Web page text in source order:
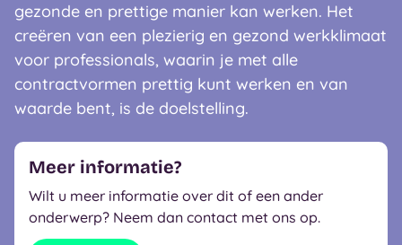
Meer informatie?
Wilt u meer informatie over dit of een ander
onderwerp? Neem dan contact met ons op.
gezonde en prettige manier kan werken. Het
creëren van een plezierig en gezond werkklimaat
voor professionals, waarin je met alle
contractvormen prettig kunt werken en van
waarde bent, is de doelstelling.